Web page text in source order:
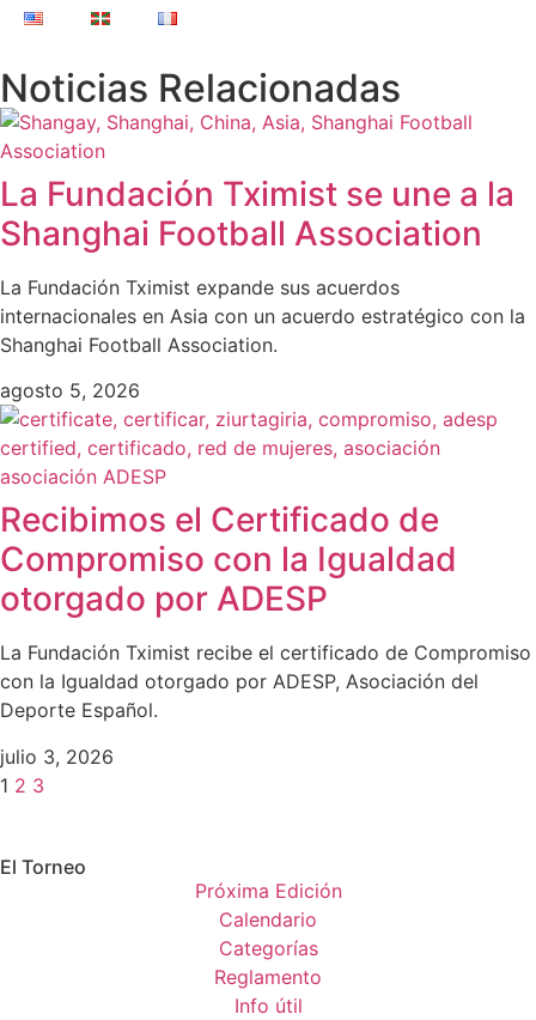
Noticias Relacionadas
La Fundación Tximist se une a la
Shanghai Football Association
La Fundación Tximist expande sus acuerdos
internacionales en Asia con un acuerdo estratégico con la
Shanghai Football Association.
agosto 5, 2026
Recibimos el Certificado de
Compromiso con la Igualdad
otorgado por ADESP
La Fundación Tximist recibe el certificado de Compromiso
con la Igualdad otorgado por ADESP, Asociación del
Deporte Español.
julio 3, 2026
1 2 3
El Torneo
Próxima Edición
Calendario
Categorías
Reglamento
Info útil